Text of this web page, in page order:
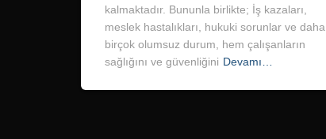
kalmaktadır. Bununla birlikte; İş kazaları,
meslek hastalıkları, hukuki sorunlar ve daha
birçok olumsuz durum, hem çalışanların
sağlığını ve güvenliğini Devamı…